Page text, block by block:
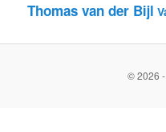
Thomas van der Bijl
© 2026